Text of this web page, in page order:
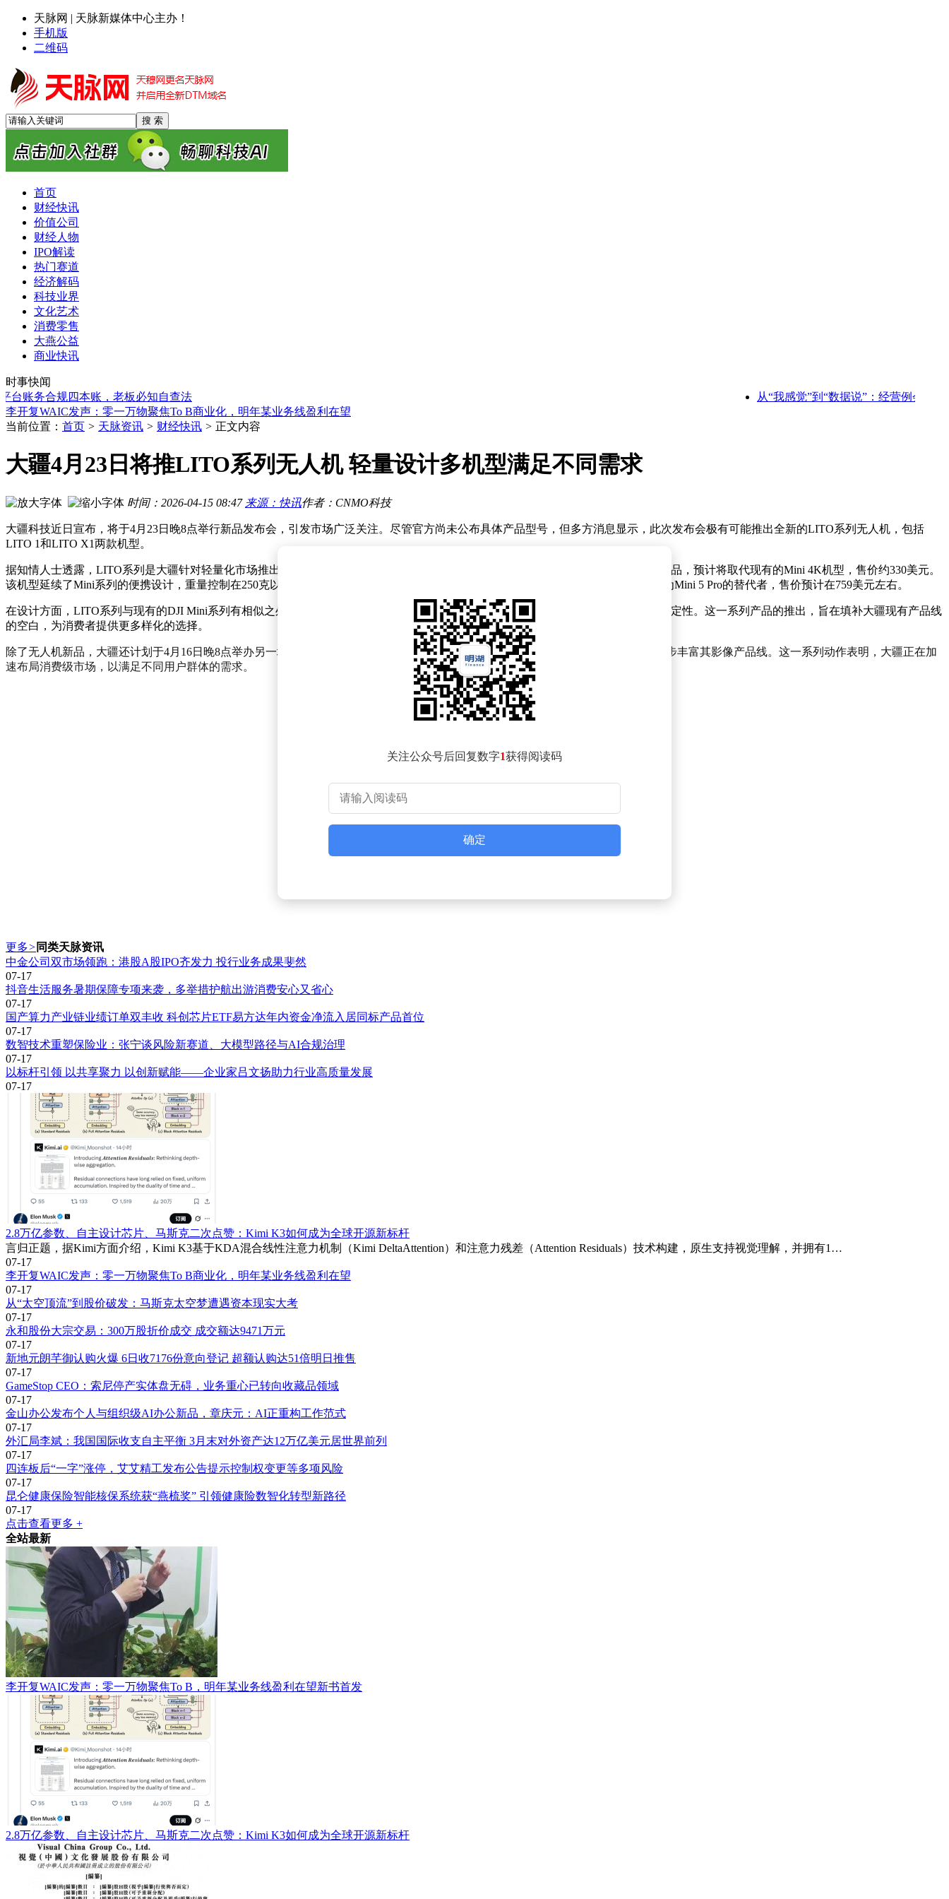
天脉网 | 天脉新媒体中心主办！
手机版
二维码
首页
财经快讯
价值公司
财经人物
IPO解读
热门赛道
经济解码
科技业界
文化艺术
消费零售
大燕公益
商业快讯
时事快闻
务合规四本账，老板必知自查法
从“我感觉”到“数据说”：经营例会秩序重
四连板后“一字”涨停，艾艾精工发布公告提示控制权变更等多项风险
2.8万亿参数、自主设计芯片、马斯克二次点赞：Kimi K3如何成为全球开源新标杆
李开复WAIC发声：零一万物聚焦To B商业化，明年某业务线盈利在望
从“太空顶流”到股价破发：马斯克太空梦遭遇资本现实大考
永和股份大宗交易：300万股折价成交 成交额达9471万元
GameStop CEO：索尼停产实体盘无碍，业务重心已转向收藏品领域
金山办公发布个人与组织级AI办公新品，章庆元：AI正重构工作范式
四连板后“一字”涨停，艾艾精工发布公告提示控制权变更等多项风险
以标杆引领 以共享聚力 以创新赋能——企业家吕文扬助力行业高质量发展
当前位置： 首页 > 天脉资讯 > 财经快讯 > 正文内容
大疆4月23日将推LITO系列无人机 轻量设计多机型满足不同需求
时间：2026-04-15 08:47 来源：快讯作者：CNMO科技
大疆科技近日宣布，将于4月23日晚8点举行新品发布会，引发市场广泛关注。尽管官方尚未公布具体产品型号，但多方消息显示，此次发布会极有可能推出全新的LITO系列无人机，包括
LITO 1和LITO X1两款机型。
据知情人士透露，LITO系列是大疆针对轻量化市场推出的全新产品线，主打250克以下的便携式无人机。其中，LITO 1定位为入门级产品，预计将取代现有的Mini 4K机型，售价约330美元。
该机型延续了Mini系列的便携设计，重量控制在250克以内，便于用户携带和飞行。另一款LITO X1则面向进阶影像创作市场，可能成为Mini 5 Pro的替代者，售价预计在759美元左右。
在设计方面，LITO系列与现有的DJI Mini系列有相似之处，均采用四腿向内折叠的便携结构，并配备三轴稳定云台，确保拍摄画面的稳定性。这一系列产品的推出，旨在填补大疆现有产品线
的空白，为消费者提供更多样化的选择。
除了无人机新品，大疆还计划于4月16日晚8点举办另一场发布会。根据官方发布的预热图片，此次活动预计将推出大疆Pocket 4，进一步丰富其影像产品线。这一系列动作表明，大疆正在加
速布局消费级市场，以满足不同用户群体的需求。
关注公众号后回复数字1获得阅读码
确定
更多> 同类天脉资讯
中金公司双市场领跑：港股A股IPO齐发力 投行业务成果斐然
07-17
抖音生活服务暑期保障专项来袭，多举措护航出游消费安心又省心
07-17
国产算力产业链业绩订单双丰收 科创芯片ETF易方达年内资金净流入居同标产品首位
07-17
数智技术重塑保险业：张宁谈风险新赛道、大模型路径与AI合规治理
07-17
以标杆引领 以共享聚力 以创新赋能——企业家吕文扬助力行业高质量发展
07-17
2.8万亿参数、自主设计芯片、马斯克二次点赞：Kimi K3如何成为全球开源新标杆
言归正题，据Kimi方面介绍，Kimi K3基于KDA混合线性注意力机制（Kimi DeltaAttention）和注意力残差（Attention Residuals）技术构建，原生支持视觉理解，并拥有1…
07-17
李开复WAIC发声：零一万物聚焦To B商业化，明年某业务线盈利在望
07-17
从“太空顶流”到股价破发：马斯克太空梦遭遇资本现实大考
07-17
永和股份大宗交易：300万股折价成交 成交额达9471万元
07-17
新地元朗芊御认购火爆 6日收7176份意向登记 超额认购达51倍明日推售
07-17
GameStop CEO：索尼停产实体盘无碍，业务重心已转向收藏品领域
07-17
金山办公发布个人与组织级AI办公新品，章庆元：AI正重构工作范式
07-17
外汇局李斌：我国国际收支自主平衡 3月末对外资产达12万亿美元居世界前列
07-17
四连板后“一字”涨停，艾艾精工发布公告提示控制权变更等多项风险
07-17
昆仑健康保险智能核保系统获“燕梳奖” 引领健康险数智化转型新路径
07-17
点击查看更多 +
全站最新
李开复WAIC发声：零一万物聚焦To B，明年某业务线盈利在望新书首发
2.8万亿参数、自主设计芯片、马斯克二次点赞：Kimi K3如何成为全球开源新标杆